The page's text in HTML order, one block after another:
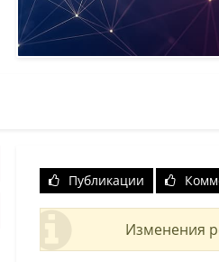
Публикации
Изменения